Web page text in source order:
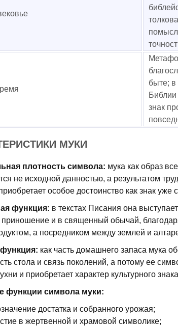
быте; в
Библии
знак
МУКИ
плотность символа: мука как образ
не исходной данностью, а результатом
особое достоинство как знак
функция: в текстах Писания она
приношение и в священный обычай,
а посредником между землей и
как часть домашнего запаса мука
стола и связь поколений, а потому ее
и приобретает характер культурного
функции символа муки:
достатка и собранного урожая;
в жертвенной и храмовой символике;